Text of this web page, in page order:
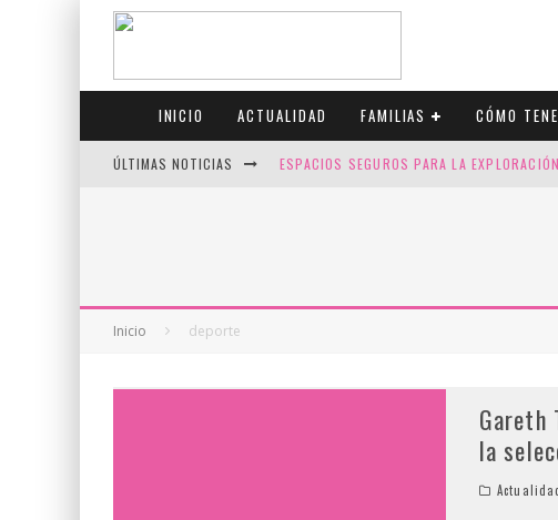
INICIO ACTUALIDAD FAMILIAS CÓMO
ÚLTIMAS NOTICIAS ESPACIOS SEGUROS PARA LA
CANADÁ CELEBRA EL ORGULLO CON
Inicio deporte
Gareth
la